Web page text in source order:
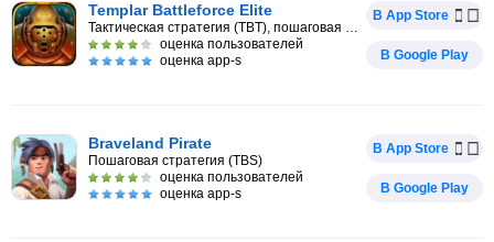
Templar Battleforce Elite
Тактическая стратегия (TBT), пошаговая RPG
оценка пользователей
оценка app-s
В App Store
В Google Play
Braveland Pirate
Пошаговая стратегия (TBS)
оценка пользователей
оценка app-s
В App Store
В Google Play